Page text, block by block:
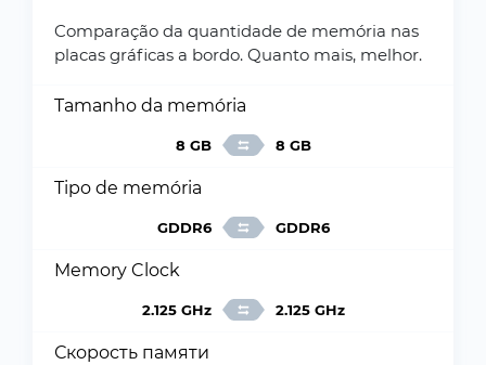
Comparação da quantidade de memória nas
placas gráficas a bordo. Quanto mais, melhor.
Tamanho da memória
8 GB 8 GB
Tipo de memória
GDDR6 GDDR6
Memory Clock
2.125 GHz 2.125 GHz
Скорость памяти